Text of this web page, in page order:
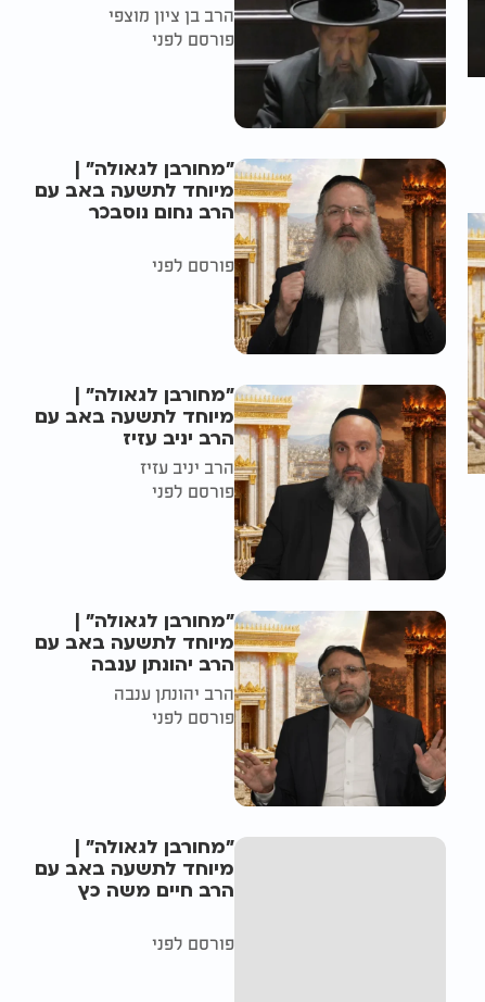
הרב בן ציון מוצפי
פורסם לפני
"מחורבן לגאולה" |
מיוחד לתשעה באב עם
הרב נחום נוסבכר
פורסם לפני
"מחורבן לגאולה" |
מיוחד לתשעה באב עם
הרב יניב עזיז
הרב יניב עזיז
פורסם לפני
"מחורבן לגאולה" |
מיוחד לתשעה באב עם
הרב יהונתן ענבה
הרב יהונתן ענבה
פורסם לפני
"מחורבן לגאולה" |
מיוחד לתשעה באב עם
הרב חיים משה כץ
פורסם לפני